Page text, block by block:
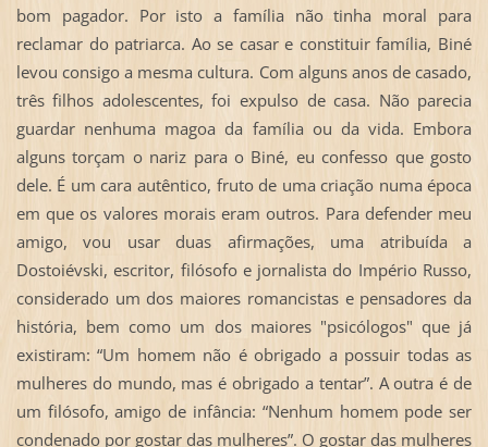
bom pagador. Por isto a família não tinha moral para
reclamar do patriarca. Ao se casar e constituir família, Biné
levou consigo a mesma cultura. Com alguns anos de casado,
três filhos adolescentes, foi expulso de casa. Não parecia
guardar nenhuma magoa da família ou da vida. Embora
alguns torçam o nariz para o Biné, eu confesso que gosto
dele. É um cara autêntico, fruto de uma criação numa época
em que os valores morais eram outros. Para defender meu
amigo, vou usar duas afirmações, uma atribuída a
Dostoiévski, escritor, filósofo e jornalista do Império Russo,
considerado um dos maiores romancistas e pensadores da
história, bem como um dos maiores "psicólogos" que já
existiram: “Um homem não é obrigado a possuir todas as
mulheres do mundo, mas é obrigado a tentar”. A outra é de
um filósofo, amigo de infância: “Nenhum homem pode ser
condenado por gostar das mulheres”. O gostar das mulheres